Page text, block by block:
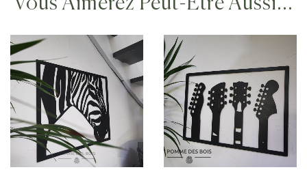
Vous Aimerez Peut-Être Aussi…